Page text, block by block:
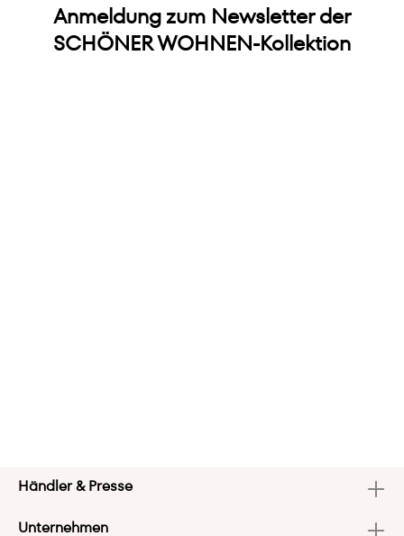
Anmeldung zum Newsletter der
SCHÖNER WOHNEN-Kollektion
Händler & Presse
Unternehmen